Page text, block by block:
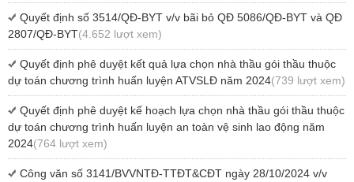
Quyết định số 3514/QĐ-BYT v/v bãi bỏ QĐ 5086/QĐ-BYT và QĐ
2807/QĐ-BYT(4.652 lượt xem)
Quyết định phê duyệt kết quả lựa chọn nhà thầu gói thầu thuộc
dự toán chương trình huấn luyện ATVSLĐ năm 2024(739 lượt xem)
Quyết định phê duyệt kế hoạch lựa chọn nhà thầu gói thầu thuộc
dự toán chương trình huấn luyện an toàn vệ sinh lao động năm
2024(764 lượt xem)
Công văn số 3141/BVVNTĐ-TTĐT&CĐT ngày 28/10/2024 v/v